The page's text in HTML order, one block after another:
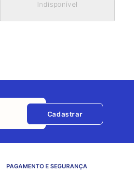
Indisponível
Cadastrar
PAGAMENTO E SEGURANÇA